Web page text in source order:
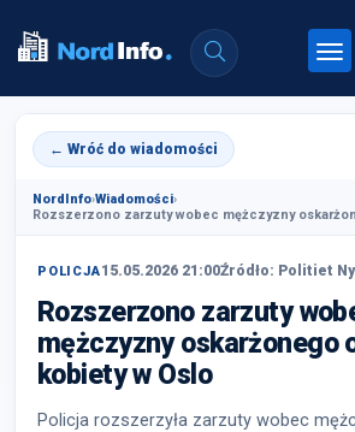
← Wróć do wiadomości
NordInfo›Wiadomości›
Rozszerzono zarzuty wobec mężczyzny
POLICJA15.05.2026 21:00Źródło: Politiet
Rozszerzono zarzuty
mężczyzny oskarżonego
kobiety w Oslo
Policja rozszerzyła zarzuty wobec